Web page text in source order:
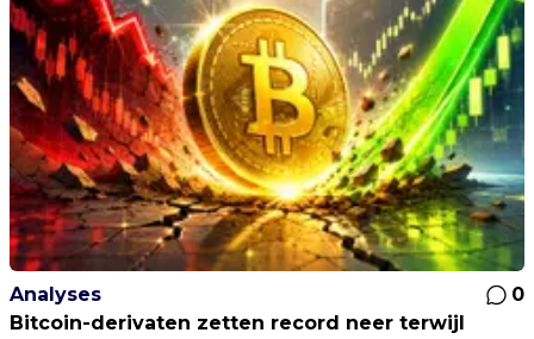
Analyses
0
Bitcoin-derivaten zetten record neer terwijl